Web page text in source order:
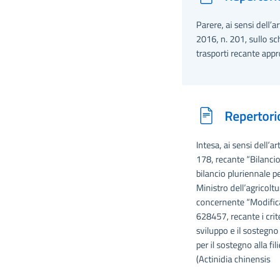
Parere, ai sensi
2016, n. 201, sullo
trasporti recante
Intesa, ai sensi
178, recante
bilancio pluriennale
Ministro
concernente
628457, recante i
sviluppo e il
per il sostegno alla
(Actinidia chinensis